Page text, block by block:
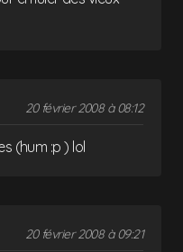
20 février 2008 à 08:12
(hum :p ) lol
20 février 2008 à 09:21